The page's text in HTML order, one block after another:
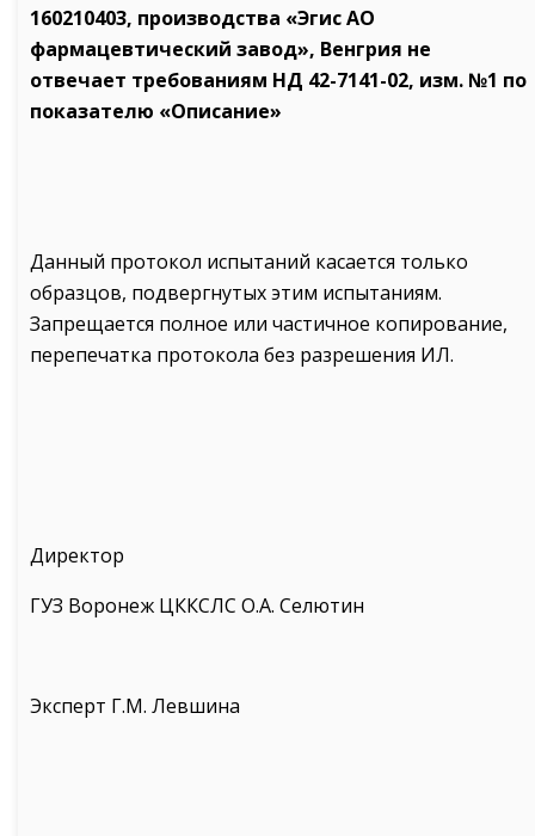
160210403, производства «Эгис АО
фармацевтический завод», Венгрия не
отвечает требованиям НД 42-7141-02, изм. №1 по
показателю «Описание»
Данный протокол испытаний касается только
образцов, подвергнутых этим испытаниям.
Запрещается полное или частичное копирование,
перепечатка протокола без разрешения ИЛ.
Директор
ГУЗ Воронеж ЦККСЛС О.А. Селютин
Эксперт Г.М. Левшина